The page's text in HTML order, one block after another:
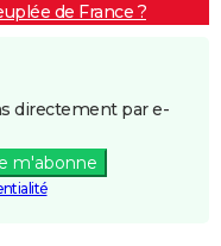
de France ?
directement par e-
m'abonne